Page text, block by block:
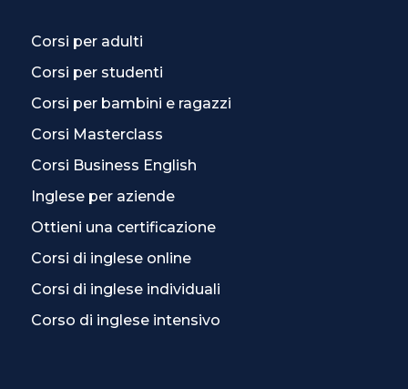
Corsi per adulti
Corsi per studenti
Corsi per bambini e ragazzi
Corsi Masterclass
Corsi Business English
Inglese per aziende
Ottieni una certificazione
Corsi di inglese online
Corsi di inglese individuali
Corso di inglese intensivo